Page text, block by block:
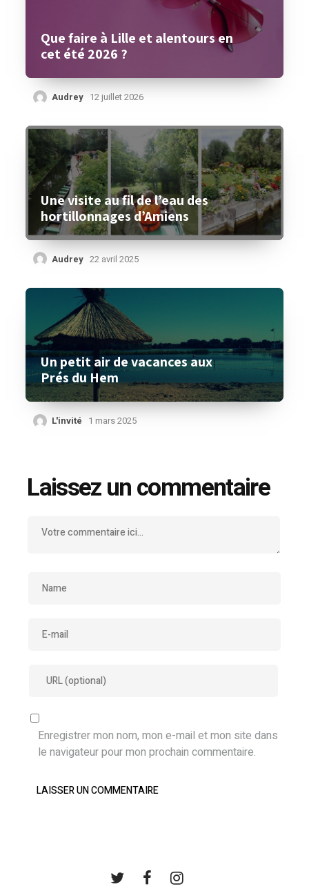
Que faire à Lille et alentours en
cet été 2026 ?
Audrey 12 juillet 2026
Une visite au fil de l’eau des
hortillonnages d’Amiens
Audrey 22 avril 2025
Un petit air de vacances aux
Prés du Hem
L'invité 1 mars 2025
Laissez un commentaire
Enregistrer mon nom, mon e-mail et mon site dans
le navigateur pour mon prochain commentaire.